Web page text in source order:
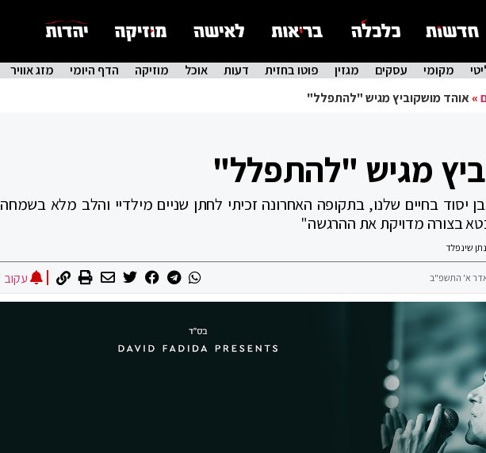
מקומי עסקים מגזין פוטו בחזית דעות אוכל מוזיקה הדף היומי מזג אוויר
»אוהד מושקוביץ מגיש "להתפלל"
מגיש "להתפלל"
יסוד בחיים שלנו, בתקופה האחרונה זכיתי לחתן שניים מילדיי והלב מלא בשמחה
בצורה מדויקת את ההרגשה"
שינפלד
א' התשפ"ב עקוב